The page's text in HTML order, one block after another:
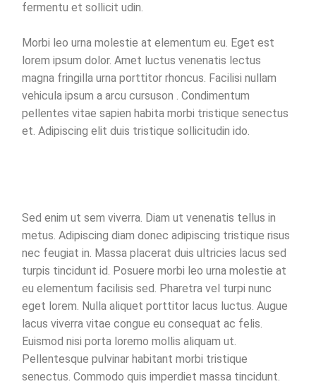
fermentu et sollicit udin.
Morbi leo urna molestie at elementum eu. Eget est
lorem ipsum dolor. Amet luctus venenatis lectus
magna fringilla urna porttitor rhoncus. Facilisi nullam
vehicula ipsum a arcu cursuson . Condimentum
pellentes vitae sapien habita morbi tristique senectus
et. Adipiscing elit duis tristique sollicitudin ido.
Sed enim ut sem viverra. Diam ut venenatis tellus in
metus. Adipiscing diam donec adipiscing tristique risus
nec feugiat in. Massa placerat duis ultricies lacus sed
turpis tincidunt id. Posuere morbi leo urna molestie at
eu elementum facilisis sed. Pharetra vel turpi nunc
eget lorem. Nulla aliquet porttitor lacus luctus. Augue
lacus viverra vitae congue eu consequat ac felis.
Euismod nisi porta loremo mollis aliquam ut.
Pellentesque pulvinar habitant morbi tristique
senectus. Commodo quis imperdiet massa tincidunt.